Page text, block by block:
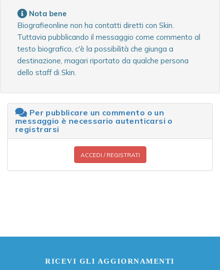
Nota bene
Biografieonline non ha contatti diretti con Skin.
Tuttavia pubblicando il messaggio come commento al
testo biografico, c'è la possibilità che giunga a
destinazione, magari riportato da qualche persona
dello staff di Skin.
Per pubblicare un commento o un
messaggio è necessario autenticarsi o
registrarsi
ACCEDI / REGISTRATI
RICEVI GLI AGGIORNAMENTI